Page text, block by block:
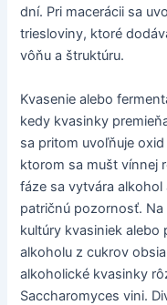
dní. Pri macerácii sa
triesloviny, ktoré
vôňu a štruktúru.
Kvasenie alebo
kedy kvasinky
sa pritom uvoľňuje
ktorom sa mušt vínnej
fáze sa vytvára
patričnú pozornosť.
kultúry kvasiniek alebo
alkoholu z cukrov
alkoholické kvasinky
Saccharomyces vini.